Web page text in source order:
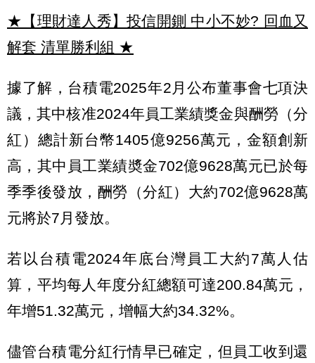
★【理財達人秀】投信開鍘 中小不妙? 回血又
解套 清單勝利組 ★
據了解，台積電2025年2月公布董事會七項決
議，其中核准2024年員工業績獎金與酬勞（分
紅）總計新台幣1405億9256萬元，金額創新
高，其中員工業績奬金702億9628萬元已於每
季季後發放，酬勞（分紅）大約702億9628萬
元將於7月發放。
若以台積電2024年底台灣員工大約7萬人估
算，平均每人年度分紅總額可達200.84萬元，
年增51.32萬元，增幅大約34.32%。
儘管台積電分紅行情早已確定，但員工收到還